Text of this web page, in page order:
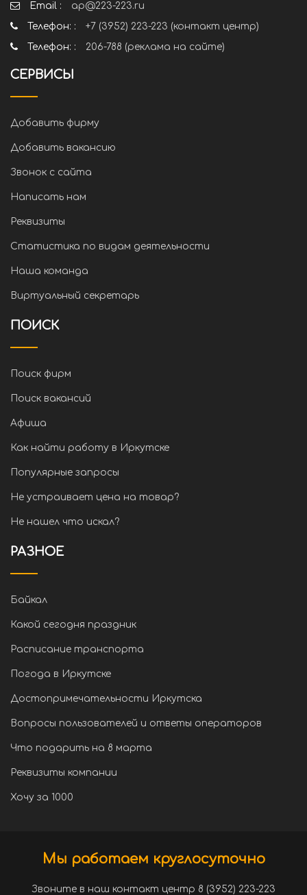
Email :
ap@223-223.ru
Телефон: :
+7 (3952) 223-223 (контакт центр)
Телефон: :
206-788 (реклама на сайте)
СЕРВИСЫ
Добавить фирму
Добавить вакансию
Звонок с сайта
Написать нам
Реквизиты
Статистика по видам деятельности
Наша команда
Виртуальный секретарь
ПОИСК
Поиск фирм
Поиск вакансий
Афиша
Как найти работу в Иркутске
Популярные запросы
Не устраивает цена на товар?
Не нашел что искал?
РАЗНОЕ
Байкал
Какой сегодня праздник
Расписание транспорта
Погода в Иркутске
Достопримечательности Иркутска
Вопросы пользователей и ответы операторов
Что подарить на 8 марта
Реквизиты компании
Хочу за 1000
Мы работаем круглосуточно
Звоните в наш контакт центр 8 (3952) 223-223